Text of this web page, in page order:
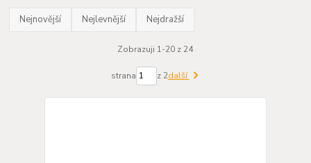
Nejnovější Nejlevnější Nejdražší
Zobrazuji 1-20 z 24
strana z 2další